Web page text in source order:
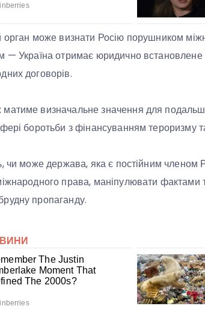
може визнати Росію порушником
— Україна отримає юридично
договорів.
визначальне значення для
боротьби з фінансуванням тероризму
чи може держава, яка є постійним
права, маніпулювати фактами
пропаганду.